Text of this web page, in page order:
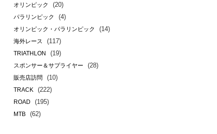
オリンピック (20)
パラリンピック (4)
オリンピック・パラリンピック (14)
海外レース (117)
TRIATHLON (19)
スポンサー＆サプライヤー (28)
販売店訪問 (10)
TRACK (222)
ROAD (195)
MTB (62)